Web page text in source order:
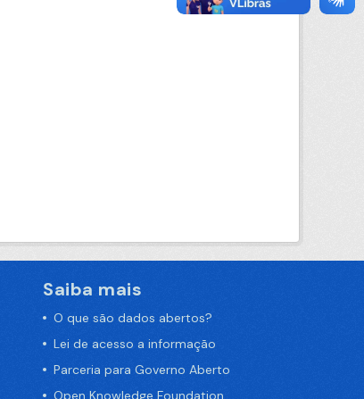
Saiba mais
O que são dados abertos?
Lei de acesso a informação
Parceria para Governo Aberto
Open Knowledge Foundation